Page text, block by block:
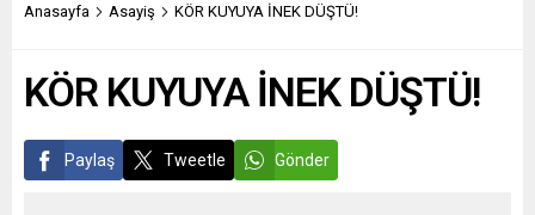
Anasayfa Asayiş KÖR KUYUYA İNEK DÜŞTÜ!
KÖR KUYUYA İNEK DÜŞTÜ!
Paylaş Tweetle Gönder